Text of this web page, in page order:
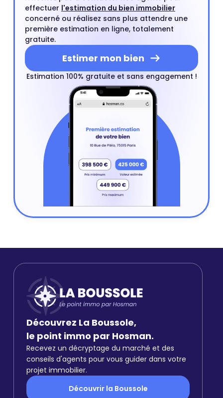
effectuer l'estimation du bien immobilier
concerné ou réalisez sans plus attendre une
première estimation en ligne, totalement
gratuite.
Estimer mon bien
Estimation 100% gratuite et sans engagement !
Découvrez La Boussole,
le point immo par Hosman.
Recevez un décryptage du marché et des
conseils d'agents pour vous guider dans votre
projet immobilier.
Découvrir la Boussole